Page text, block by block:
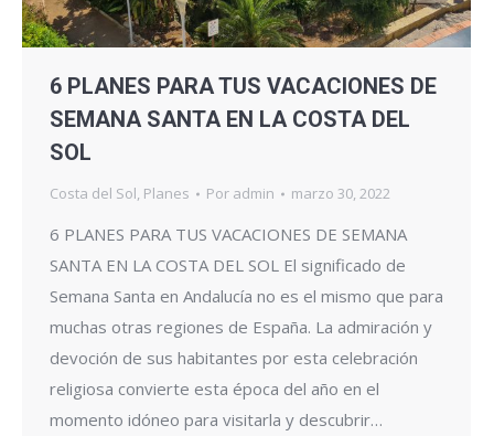
6 PLANES PARA TUS VACACIONES DE
SEMANA SANTA EN LA COSTA DEL
SOL
Costa del Sol, Planes Por admin marzo 30, 2022
6 PLANES PARA TUS VACACIONES DE SEMANA
SANTA EN LA COSTA DEL SOL El significado de
Semana Santa en Andalucía no es el mismo que para
muchas otras regiones de España. La admiración y
devoción de sus habitantes por esta celebración
religiosa convierte esta época del año en el
momento idóneo para visitarla y descubrir…